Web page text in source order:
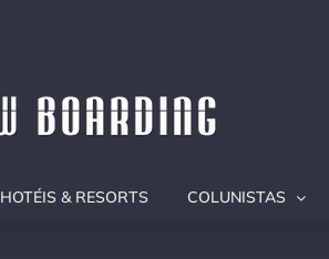
HOTÉIS & RESORTS COLUNISTAS